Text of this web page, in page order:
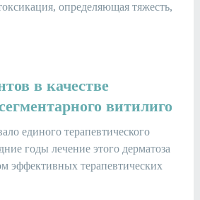
определяющая тяжесть,
в качестве
витилиго
единого терапевтического
годы лечение этого дерматоза
эффективных терапевтических